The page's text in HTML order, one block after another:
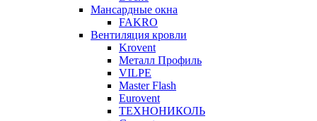
Мансардные окна
FAKRO
Вентиляция кровли
Krovent
Металл Профиль
VILPE
Master Flash
Eurovent
ТЕХНОНИКОЛЬ